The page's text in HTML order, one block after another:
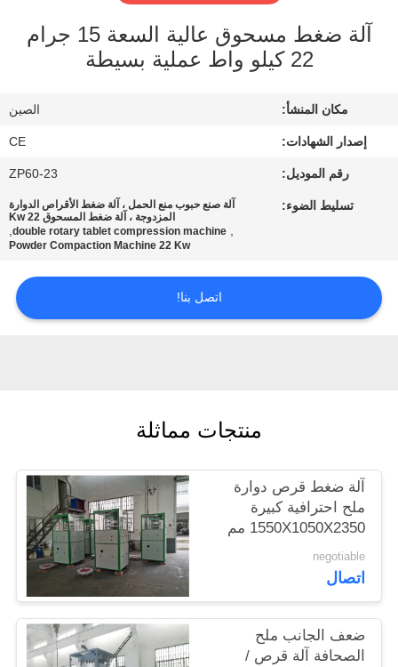
في
مراقبة
الجودة
اتصل
أخبار
خريطة
الموقع
PRIVACY
POLICY
آلة ضغط مسحوق عالية السعة 15 جرام
22 كيلو واط عملية بسيطة
مكان المنشأ: الصين
إصدار الشهادات: CE
رقم الموديل: ZP60-23
تسليط الضوء:
آلة صنع حبوب منع الحمل ، آلة ضغط الأقراص الدوارة
المزدوجة ، آلة ضغط المسحوق 22 Kw
,
double rotary tablet compression machine
,
Powder Compaction Machine 22 Kw
اتصل بنا!
منتجات مماثلة
آلة ضغط قرص دوارة
ملح احترافية كبيرة
1550X1050X2350 مم
negotiable
اتصال
ضعف الجانب ملح
الصحافة آلة قرص /